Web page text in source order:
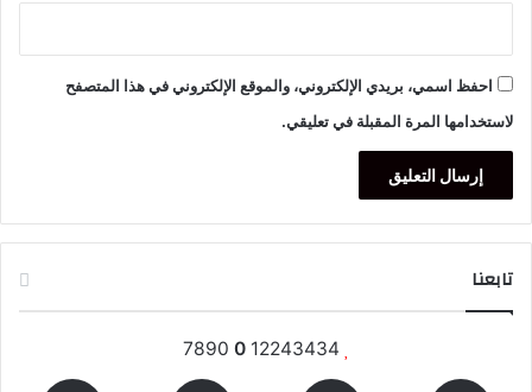
احفظ اسمي، بريدي الإلكتروني، والموقع الإلكتروني في هذا المتصفح
لاستخدامها المرة المقبلة في تعليقي.
تابعنا
12243434
0